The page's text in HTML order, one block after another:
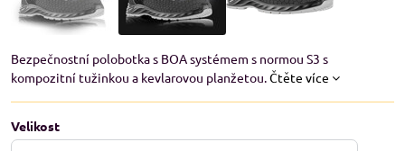
Bezpečnostní polobotka s BOA systémem s normou S3 s
kompozitní tužinkou a kevlarovou planžetou.Čtěte více
Velikost